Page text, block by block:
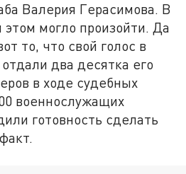
Валерия Герасимова. В
могло произойти. Да
то, что свой голос в
два десятка его
в ходе судебных
военнослужащих
готовность сделать